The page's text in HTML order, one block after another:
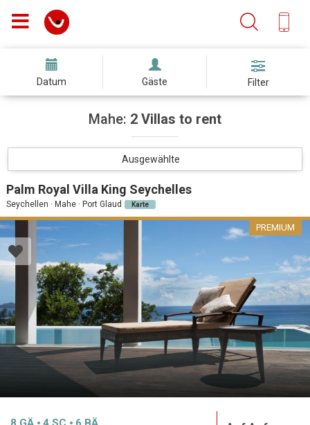
Datum Gäste Filter
Mahe: 2 Villas to rent
Ausgewählte
Palm Royal Villa King Seychelles
Seychellen · Mahe · Port Glaud Karte
PREMIUM